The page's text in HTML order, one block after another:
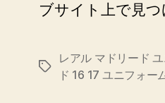
ブサイト上で見つ
Etiquetas
レアル マドリード
ド 16 17 ユニフォー